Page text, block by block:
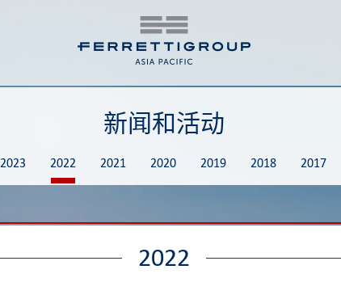
新闻和活动
2023 2022 2021 2020 2019 2018 2017
2022